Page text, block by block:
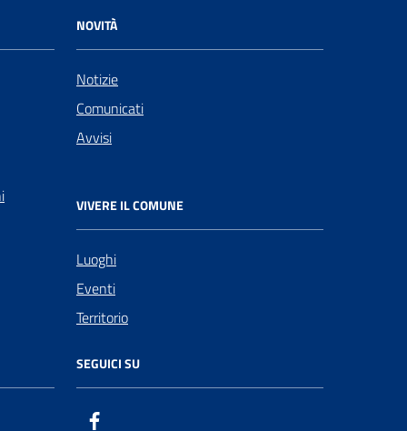
NOVITÀ
Notizie
Comunicati
Avvisi
VIVERE IL COMUNE
Luoghi
Eventi
Territorio
SEGUICI SU